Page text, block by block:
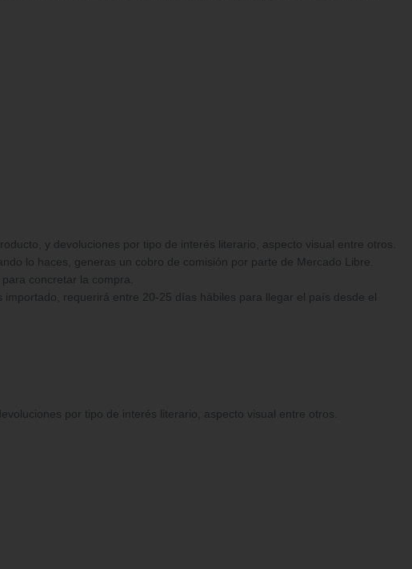
y devoluciones por tipo de interés literario, aspecto visual entre otros.
lo haces, generas un cobro de comisión por parte de Mercado Libre.
concretar la compra.
requerirá entre 20-25 días hábiles para llegar el país desde el
por tipo de interés literario, aspecto visual entre otros.